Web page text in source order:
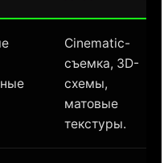
Cinematic-
съемка, 3D-
схемы,
матовые
текстуры.